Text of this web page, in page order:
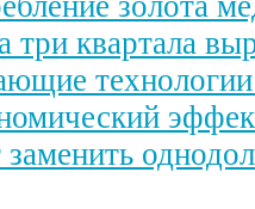
квартала